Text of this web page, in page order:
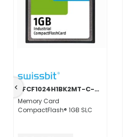
SFCF1024H1BK2MT-C-MO-553-SMA
Memory Card
CompactFlash® 1GB SLC